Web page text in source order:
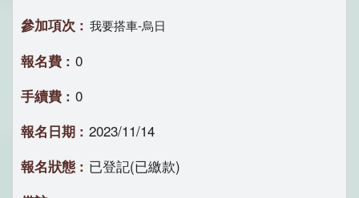
我要搭車-烏日
0
0
2023/11/14
已登記(已繳款)